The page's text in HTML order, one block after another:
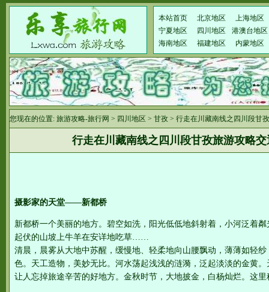
本站首页 北京地区
上海地区
宁夏地区
四川地区
港澳台地区
海南地区
福建地区 内蒙地区
您现在的位置: 旅游攻略-旅行网 > 四川地区 > 甘孜 > 行走在川藏南线之四川段甘
行走在川藏南线之四川段甘孜旅游攻略
摄影家的天堂——新都桥
新都桥一个美丽的地方。碧空如洗，阳光低低地斜射着，小河泛着
起伏的山坡上牛羊在安详地吃草……
清晨，晨雾从大地中苏醒，缓慢地、轻柔地向山腰飘动，薄薄如轻
色。天工造物，美妙无比。河水荡起浅浅的涟漪，泛起淡淡的金黄
让人忘掉旅途辛苦的好地方。金秋时节，大地披金，白杨灿烂。这里